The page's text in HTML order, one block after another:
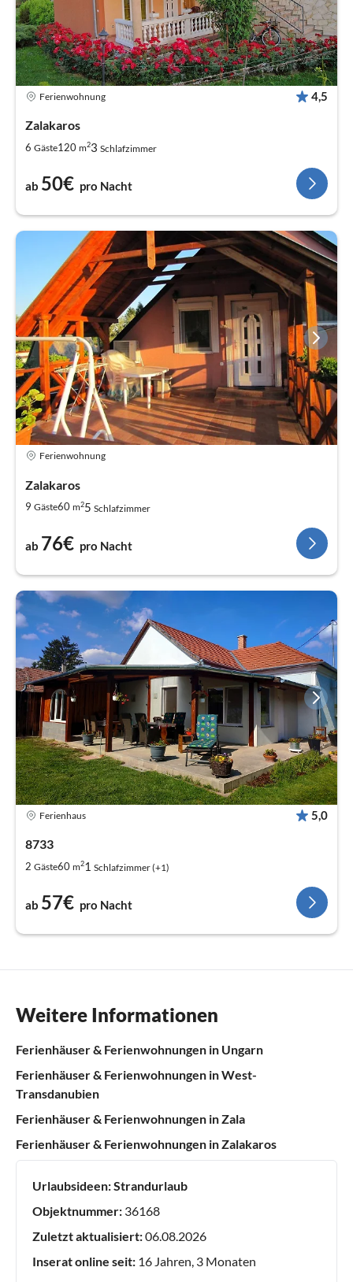
Ferienwohnung 4,5
Zalakaros
6 Gäste120 m23 Schlafzimmer
ab 50€ pro Nacht
Ferienwohnung
Zalakaros
9 Gäste60 m25 Schlafzimmer
ab 76€ pro Nacht
Ferienhaus 5,0
8733
2 Gäste60 m21 Schlafzimmer (+1)
ab 57€ pro Nacht
Weitere Informationen
Ferienhäuser & Ferienwohnungen in Ungarn
Ferienhäuser & Ferienwohnungen in West-
Transdanubien
Ferienhäuser & Ferienwohnungen in Zala
Ferienhäuser & Ferienwohnungen in Zalakaros
Urlaubsideen:Strandurlaub
Objektnummer: 36168
Zuletzt aktualisiert:06.08.2026
Inserat online seit: 16 Jahren, 3 Monaten